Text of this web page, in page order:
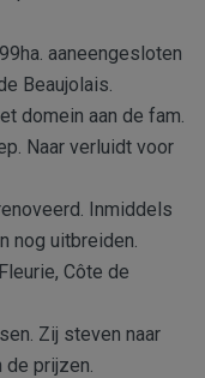
aaneengesloten
Beaujolais.
domein aan de fam.
Naar verluidt voor
Inmiddels
nog uitbreiden.
Côte de
Zij steven naar
prijzen.